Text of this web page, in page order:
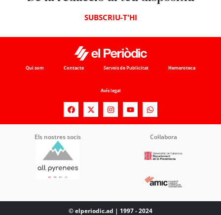
SUBSCRIU-T'HI
Qui som Contacte Serveis de Publicitat Hemeroteca
Avís legal
Els nostres socis Col·labora
© elperiodic.ad | 1997 - 2024